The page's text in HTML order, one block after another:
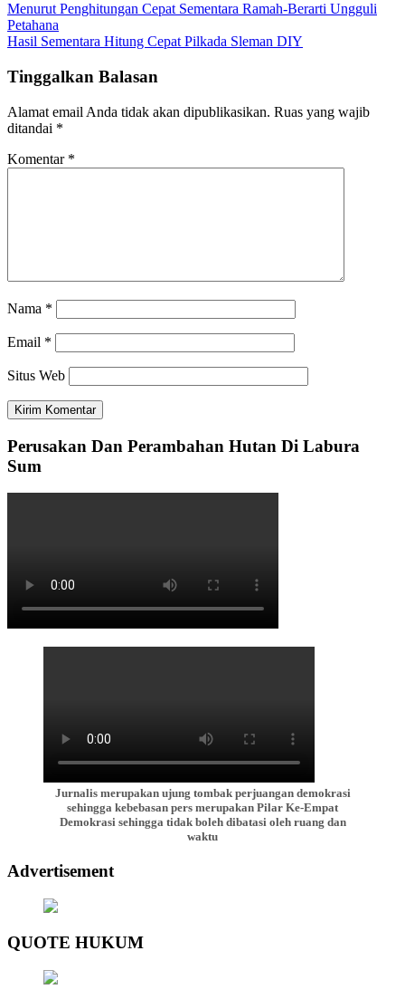
Menurut Penghitungan Cepat Sementara Ramah-Berarti Ungguli
Petahana
Hasil Sementara Hitung Cepat Pilkada Sleman DIY
Tinggalkan Balasan
Alamat email Anda tidak akan dipublikasikan. Ruas yang wajib
ditandai *
Komentar *
Nama *
Email *
Situs Web
Perusakan Dan Perambahan Hutan Di Labura
Sum
Jurnalis merupakan ujung tombak perjuangan demokrasi
sehingga kebebasan pers merupakan Pilar Ke-Empat
Demokrasi sehingga tidak boleh dibatasi oleh ruang dan
waktu
Advertisement
QUOTE HUKUM